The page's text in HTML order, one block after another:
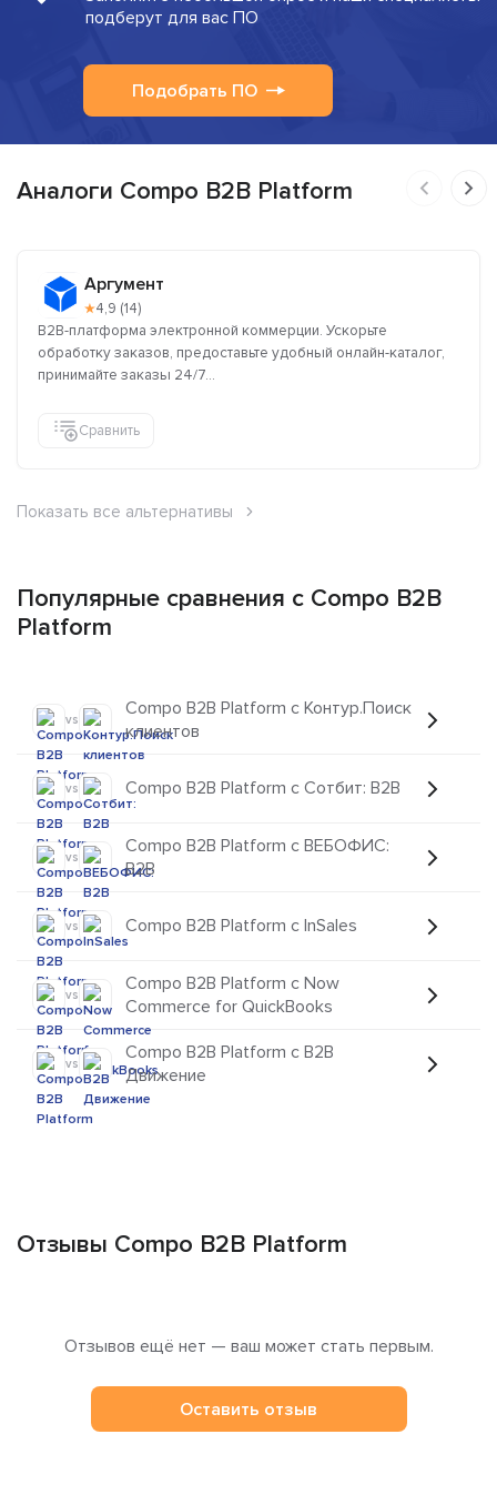
подберут для вас ПО
Подобрать ПО
Аналоги Compo B2B Platform
Аргумент
★4,9 (14)
B2B-платформа электронной коммерции. Ускорьте
обработку заказов, предоставьте удобный онлайн-каталог,
принимайте заказы 24/7...
Сравнить
Показать все альтернативы
Популярные сравнения с Compo B2B
Platform
vs
Compo B2B Platform с Контур.Поиск
клиентов
vs Compo B2B Platform с Сотбит: B2B
vs
Compo B2B Platform с ВЕБОФИС:
B2B
vs Compo B2B Platform с InSales
vs
Compo B2B Platform с Now
Commerce for QuickBooks
vs
Compo B2B Platform с B2B
Движение
Отзывы Compo B2B Platform
Отзывов ещё нет — ваш может стать первым.
Оставить отзыв